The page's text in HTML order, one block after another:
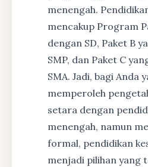
menengah.
mencakup Program
dengan SD, Paket B
SMP, dan Paket C
SMA. Jadi, bagi Anda
memperoleh
setara dengan
menengah, namun
formal, pendidikan
menjadi pilihan yang